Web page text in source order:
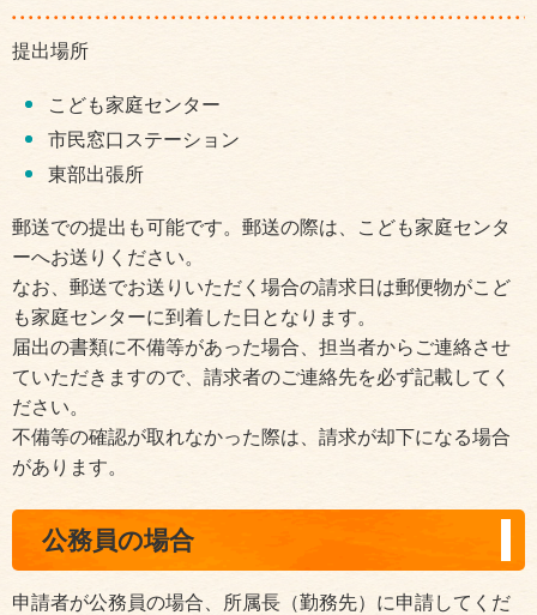
提出場所
こども家庭センター
市民窓口ステーション
東部出張所
郵送での提出も可能です。郵送の際は、こども家庭センタ
ーへお送りください。
なお、郵送でお送りいただく場合の請求日は郵便物がこど
も家庭センターに到着した日となります。
届出の書類に不備等があった場合、担当者からご連絡させ
ていただきますので、請求者のご連絡先を必ず記載してく
ださい。
不備等の確認が取れなかった際は、請求が却下になる場合
があります。
公務員の場合
申請者が公務員の場合、所属長（勤務先）に申請してくだ